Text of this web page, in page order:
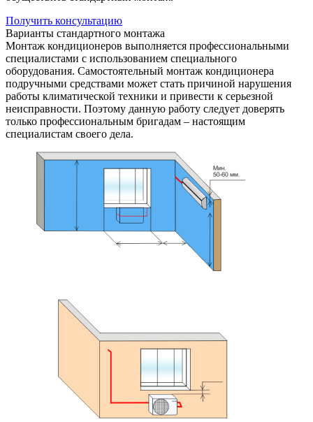
Получить консультацию
Варианты стандартного монтажа
Монтаж кондиционеров выполняется профессиональными
специалистами с использованием специального
оборудования. Самостоятельный монтаж кондиционера
подручными средствами может стать причиной нарушения
работы климатической техники и привести к серьезной
неисправности. Поэтому данную работу следует доверять
только профессиональным бригадам – настоящим
специалистам своего дела.